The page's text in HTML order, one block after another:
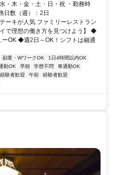
・木・金・土・日・祝 ・勤務時
日数（週）：2日
ーキが人気 ファミリーレストラン
で理想の働き方を見つけよう】 ◆
OK ◆週2日～OK！シフトは融通
副業・WワークOK
1日4時間以内OK
勤OK 早朝 学歴不問
車通勤OK
験者歓迎 午前
経験者歓迎